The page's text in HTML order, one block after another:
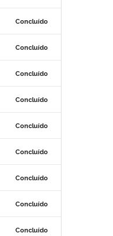
Concluído
Concluído
Concluído
Concluído
Concluído
Concluído
Concluído
Concluído
Concluído